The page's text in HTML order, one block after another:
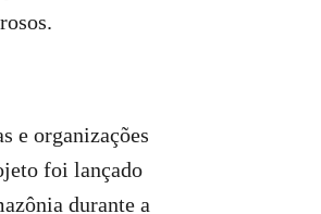
e organizações
foi lançado
durante a